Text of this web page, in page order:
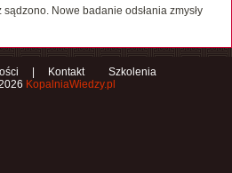
Nowe badanie odsłania zmysły
Kontakt
Szkolenia
KopalniaWiedzy.pl